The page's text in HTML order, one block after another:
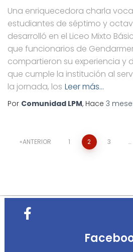
Una enriquecedora charla
estudiantes de séptimo y
desarrolló en el Liceo Mixto
que funcionarios de
compartieron su experiencia y
que cumple la institución al
la jornada, los Leer más…
Por Comunidad LPM, Hace 3
ANTERIOR 1 2 3 …